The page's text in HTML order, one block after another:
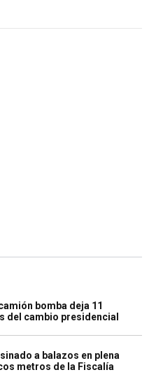
bomba deja 11
del cambio presidencial
a balazos en plena
metros de la Fiscalía